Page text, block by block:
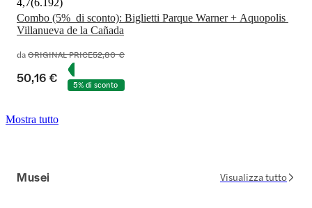
Combo (5%  di sconto): Biglietti Parque Warner + Aquopolis
Villanueva de la Cañada
4,7(6.192)
daORIGINAL PRICE52,80 €
50,16 € 5% di sconto
Mostra tutto
Musei Visualizza tutto